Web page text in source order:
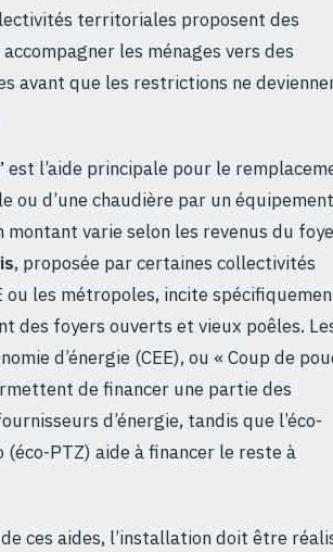
territoriales proposent des
les ménages vers des
avant que les restrictions ne
est l’aide principale pour le
ou d’une chaudière par un équipement
montant varie selon les revenus du
, proposée par certaines collectivités
ou les métropoles, incite
des foyers ouverts et vieux poêles.
d’énergie (CEE), ou « Coup de
de financer une partie des
d’énergie, tandis que l’éco-
PTZ) aide à financer le reste à
ces aides, l’installation doit être